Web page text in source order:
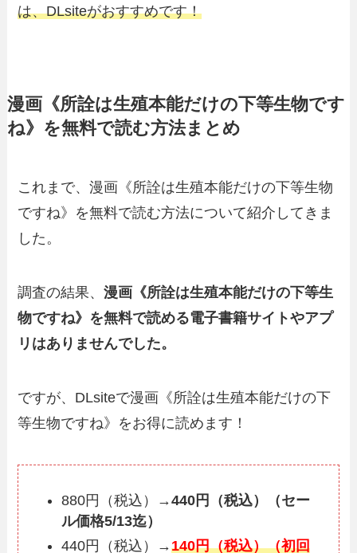
は、DLsiteがおすすめです！
漫画《所詮は生殖本能だけの下等生物です
ね》を無料で読む方法まとめ
これまで、漫画《所詮は生殖本能だけの下等生物
ですね》を無料で読む方法について紹介してきま
した。
調査の結果、漫画《所詮は生殖本能だけの下等生
物ですね》を無料で読める電子書籍サイトやアプ
リはありませんでした。
ですが、DLsiteで漫画《所詮は生殖本能だけの下
等生物ですね》をお得に読めます！
880円（税込）→440円（税込）（セー
ル価格5/13迄）
440円（税込）→140円（税込）（初回